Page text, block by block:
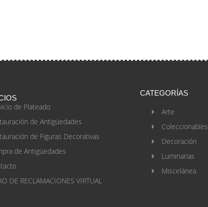
de Plateado
de Antigüedades
de Figuras Decorativas
de Antigüedades
DE RECLAMACIONES VIRTUAL
CATEGORÍAS
Arte
Coleccionables
Decoración
Luminarias
Miscelánea